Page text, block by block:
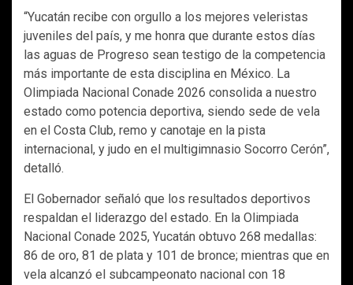
“Yucatán recibe con orgullo a los mejores veleristas
juveniles del país, y me honra que durante estos días
las aguas de Progreso sean testigo de la competencia
más importante de esta disciplina en México. La
Olimpiada Nacional Conade 2026 consolida a nuestro
estado como potencia deportiva, siendo sede de vela
en el Costa Club, remo y canotaje en la pista
internacional, y judo en el multigimnasio Socorro Cerón”,
detalló.
El Gobernador señaló que los resultados deportivos
respaldan el liderazgo del estado. En la Olimpiada
Nacional Conade 2025, Yucatán obtuvo 268 medallas:
86 de oro, 81 de plata y 101 de bronce; mientras que en
vela alcanzó el subcampeonato nacional con 18